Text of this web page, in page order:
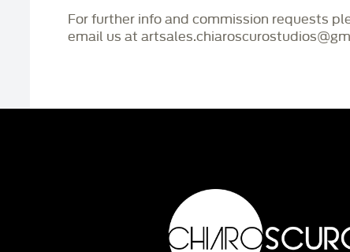
For further info and commission requests
email us at